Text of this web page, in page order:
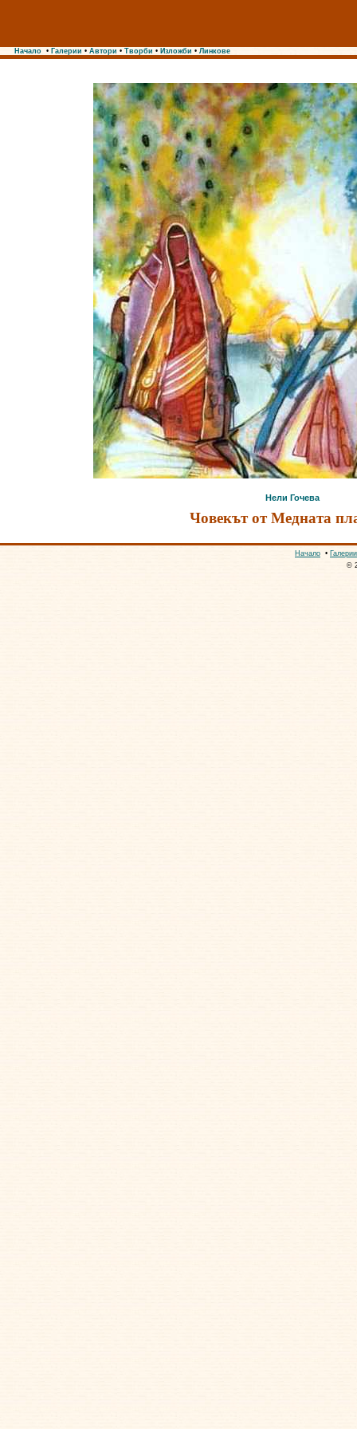
Начало • Галерии • Автори • Творби • Изложби • Линкове
Нели Гочева
Човекът от Медната
Начало • Галерии
©